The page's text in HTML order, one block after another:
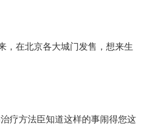
，在北京各大城门发售，想来生
疗方法臣知道这样的事闹得您这